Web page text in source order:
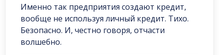
Именно так предприятия создают кредит,
вообще не используя личный кредит. Тихо.
Безопасно. И, честно говоря, отчасти
волшебно.